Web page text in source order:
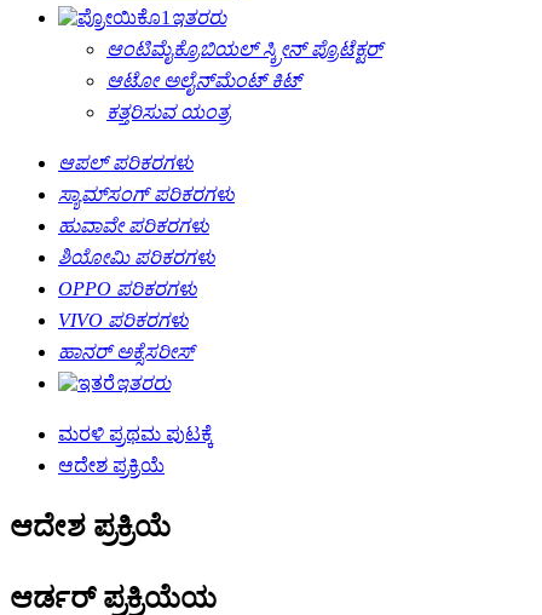
ಇತರರು
ಆಂಟಿಮೈಕ್ರೊಬಿಯಲ್ ಸ್ಕ್ರೀನ್ ಪ್ರೊಟೆಕ್ಟರ್
ಆಟೋ ಅಲೈನ್‌ಮೆಂಟ್ ಕಿಟ್
ಕತ್ತರಿಸುವ ಯಂತ್ರ
ಆಪಲ್ ಪರಿಕರಗಳು
ಸ್ಯಾಮ್‌ಸಂಗ್ ಪರಿಕರಗಳು
ಹುವಾವೇ ಪರಿಕರಗಳು
ಶಿಯೋಮಿ ಪರಿಕರಗಳು
OPPO ಪರಿಕರಗಳು
VIVO ಪರಿಕರಗಳು
ಹಾನರ್ ಅಕ್ಸೆಸರೀಸ್
ಇತರರು
ಮರಳಿ ಪ್ರಥಮ ಪುಟಕ್ಕೆ
ಆದೇಶ ಪ್ರಕ್ರಿಯೆ
ಆದೇಶ ಪ್ರಕ್ರಿಯೆ
ಆರ್ಡರ್ ಪ್ರಕ್ರಿಯೆಯ